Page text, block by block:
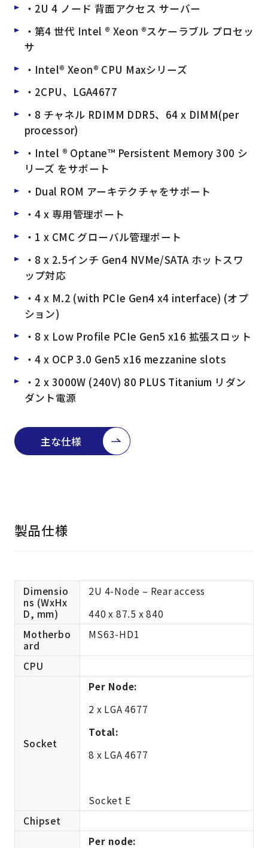
・2U 4 ノード 背面アクセス サーバー
・第4 世代 Intel ® Xeon ®スケーラブル プロセッ
サ
・Intel® Xeon® CPU Maxシリーズ
・2CPU、LGA4677
・8 チャネル RDIMM DDR5、64 x DIMM(per
processor)
・Intel ® Optane™ Persistent Memory 300 シ
リーズ をサポート
・Dual ROM アーキテクチャをサポート
・4 x 専用管理ポート
・1 x CMC グローバル管理ポート
・8 x 2.5インチ Gen4 NVMe/SATA ホットスワ
ップ対応
・4 x M.2 (with PCIe Gen4 x4 interface) (オプ
ション)
・8 x Low Profile PCIe Gen5 x16 拡張スロット
・4 x OCP 3.0 Gen5 x16 mezzanine slots
・2 x 3000W (240V) 80 PLUS Titanium リダン
ダント電源
主な仕様
製品仕様
Dimensio
ns (WxHx
D, mm)
2U 4-Node – Rear access
440 x 87.5 x 840
Motherbo
ard
MS63-HD1
CPU
Socket
Per Node:
2 x LGA 4677
Total:
8 x LGA 4677
Socket E
Chipset
Per node: